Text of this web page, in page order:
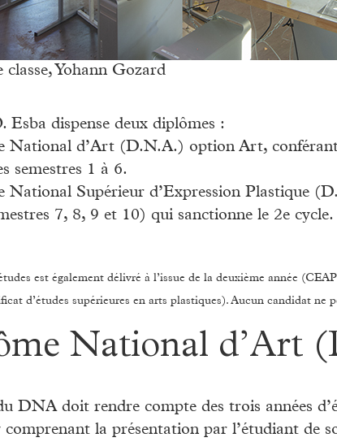
classe, Yohann Gozard
Esba dispense deux diplômes :
National d’Art (D.N.A.) option Art, conférant
semestres 1 à 6.
National Supérieur d’Expression Plastique
7, 8, 9 et 10) qui sanctionne le 2e cycle.
est également délivré à l’issue de la deuxième année
d’études supérieures en arts plastiques). Aucun candidat
National d’Art
DNA doit rendre compte des trois années
comprenant la présentation par l’étudiant de